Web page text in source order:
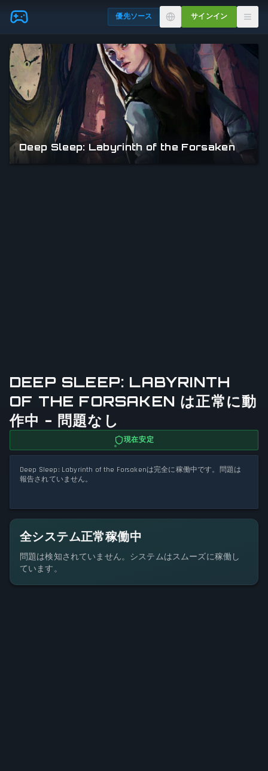
Skip to main content 優先ソース サインイン
DEEP SLEEP: LABYRINTH
OF THE FORSAKEN は正常に動
作中 - 問題なし
現在安定
Deep Sleep: Labyrinth of the Forsakenは完全に稼働中です。問題は
報告されていません。
全システム正常稼働中
問題は検知されていません。システムはスムーズに稼働し
ています。
Deep Sleep: Labyrinth of the Forsaken